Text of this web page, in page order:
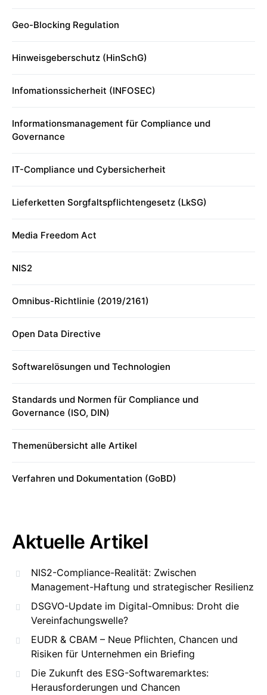
Geo-Blocking Regulation
Hinweisgeberschutz (HinSchG)
Infomationssicherheit (INFOSEC)
Informationsmanagement für Compliance und
Governance
IT-Compliance und Cybersicherheit
Lieferketten Sorgfaltspflichtengesetz (LkSG)
Media Freedom Act
NIS2
Omnibus-Richtlinie (2019/2161)
Open Data Directive
Softwarelösungen und Technologien
Standards und Normen für Compliance und
Governance (ISO, DIN)
Themenübersicht alle Artikel
Verfahren und Dokumentation (GoBD)
Aktuelle Artikel
NIS2-Compliance-Realität: Zwischen
Management-Haftung und strategischer Resilienz
DSGVO-Update im Digital-Omnibus: Droht die
Vereinfachungswelle?
EUDR & CBAM – Neue Pflichten, Chancen und
Risiken für Unternehmen ein Briefing
Die Zukunft des ESG-Softwaremarktes:
Herausforderungen und Chancen